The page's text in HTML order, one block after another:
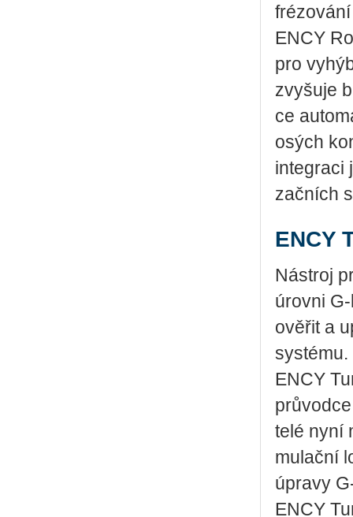
ENCY
pro
zvy­šu­je
ce
o­sých
in­te­gra­ci
zač­ních
ENCY
Ná­stroj
úrov­ni
ově­řit a
sys­té­mu.
ENCY
te­lé nyní
mu­lač­ní
úpra­vy
ENCY